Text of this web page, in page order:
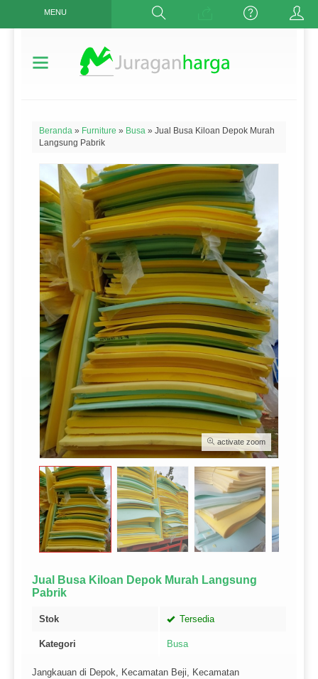
MENU
Beranda » Furniture » Busa » Jual Busa Kiloan Depok Murah
Langsung Pabrik
activate zoom
Jual Busa Kiloan Depok Murah Langsung
Pabrik
Stok Tersedia
Kategori Busa
Jangkauan di Depok, Kecamatan Beji, Kecamatan